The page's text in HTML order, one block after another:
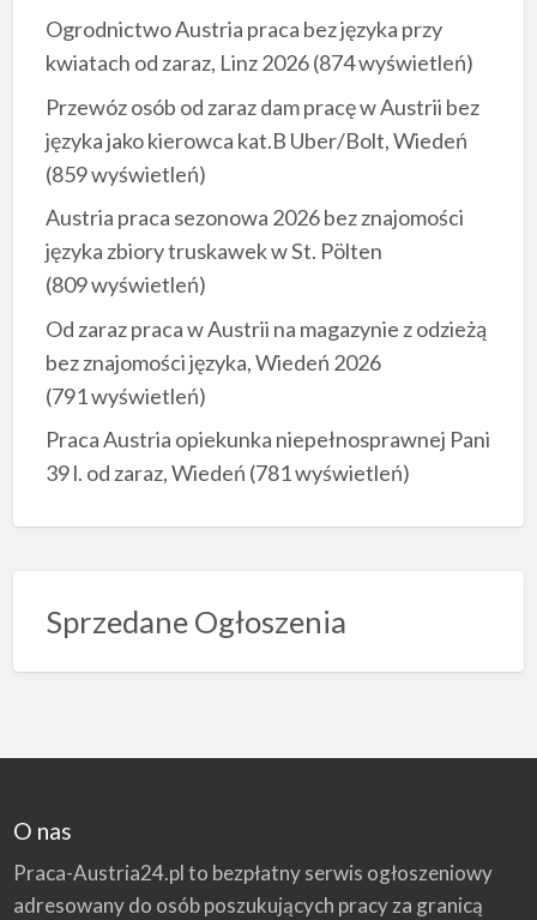
Ogrodnictwo Austria praca bez języka przy
kwiatach od zaraz, Linz 2026(874 wyświetleń)
Przewóz osób od zaraz dam pracę w Austrii bez
języka jako kierowca kat.B Uber/Bolt, Wiedeń
(859 wyświetleń)
Austria praca sezonowa 2026 bez znajomości
języka zbiory truskawek w St. Pölten
(809 wyświetleń)
Od zaraz praca w Austrii na magazynie z odzieżą
bez znajomości języka, Wiedeń 2026
(791 wyświetleń)
Praca Austria opiekunka niepełnosprawnej Pani
39 l. od zaraz, Wiedeń (781 wyświetleń)
Sprzedane Ogłoszenia
O nas
Praca-Austria24.pl to bezpłatny serwis ogłoszeniowy
adresowany do osób poszukujących pracy za granicą